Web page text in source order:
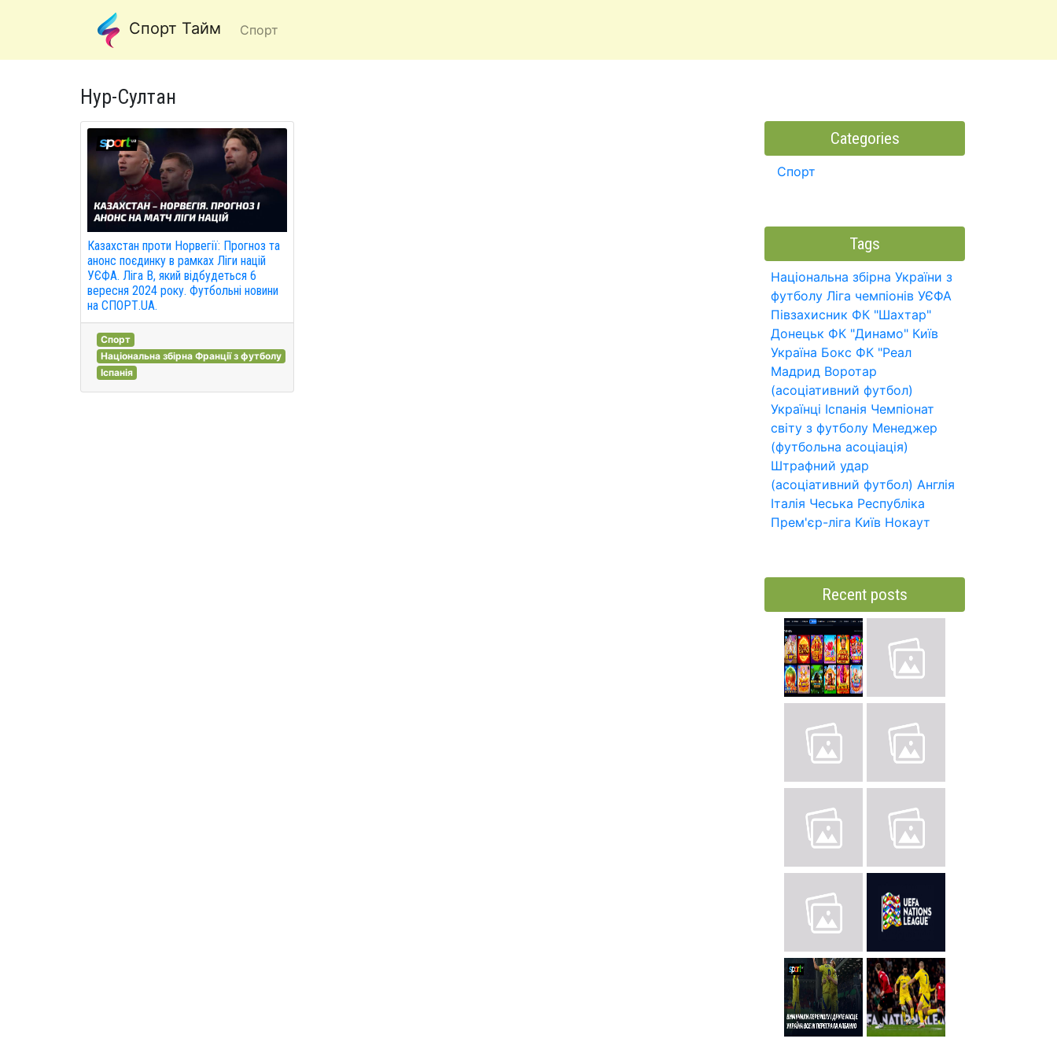
Спорт Тайм Спорт
Нур-Султан
Казахстан проти Норвегії: Прогноз та
анонс поєдинку в рамках Ліги націй
УЄФА. Ліга B, який відбудеться 6
вересня 2024 року. Футбольні новини
на СПОРТ.UA.
Спорт
Національна збірна Франції з футболу
Іспанія
Categories
Спорт
Tags
Національна збірна України з
футболу Ліга чемпіонів УЄФА
Півзахисник ФК "Шахтар"
Донецьк ФК "Динамо" Київ
Україна Бокс ФК "Реал
Мадрид Воротар
(асоціативний футбол)
Українці Іспанія Чемпіонат
світу з футболу Менеджер
(футбольна асоціація)
Штрафний удар
(асоціативний футбол) Англія
Італія Чеська Республіка
Прем'єр-ліга Київ Нокаут
Recent posts